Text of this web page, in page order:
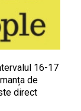
16-17
de
direct